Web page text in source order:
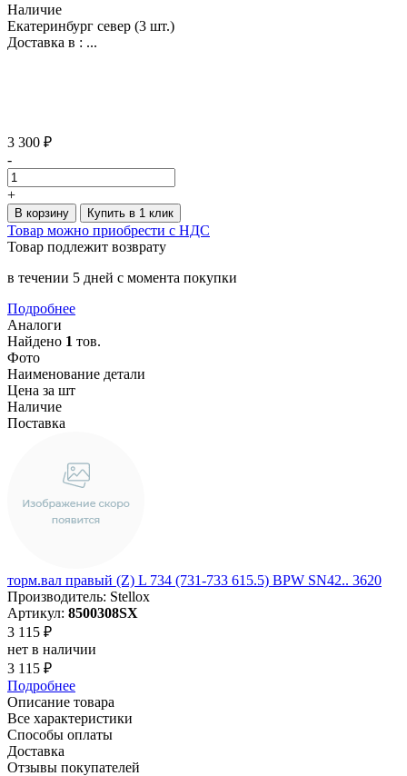
Наличие
Екатеринбург север (3 шт.)
Доставка в : ...
3 300 ₽
-
+
В корзину Купить в 1 клик
Товар можно приобрести с НДС
Товар подлежит возврату
в течении 5 дней с момента покупки
Подробнее
Аналоги
Найдено 1 тов.
Фото
Наименование детали
Цена за шт
Наличие
Поставка
торм.вал правый (Z) L 734 (731-733 615.5) BPW SN42.. 3620
Производитель: Stellox
Артикул: 8500308SX
3 115 ₽
нет в наличии
3 115 ₽
Подробнее
Описание товара
Все характеристики
Способы оплаты
Доставка
Отзывы покупателей